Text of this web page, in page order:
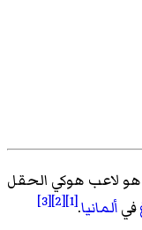
لاعب هوكي الحقل
فيألمانيا.
[1]
[2]
[3]